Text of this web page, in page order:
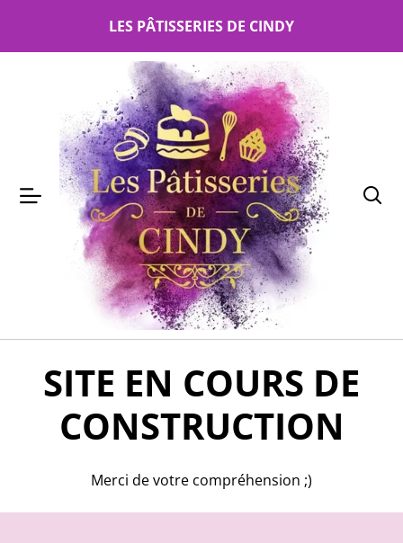
LES PÂTISSERIES DE CINDY
SITE EN COURS DE
CONSTRUCTION
Merci de votre compréhension ;)